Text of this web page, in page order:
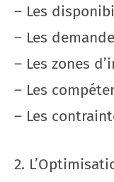
– Les
– Les
– Les zones
– Les
– Les
2.